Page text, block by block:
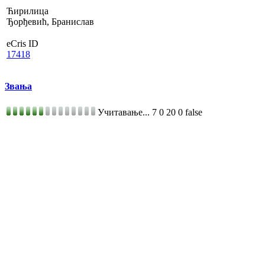
Ћирилица
Ђорђевић, Бранислав
eCris ID
17418
Звања
Учитавање... 7 0 20 0 false